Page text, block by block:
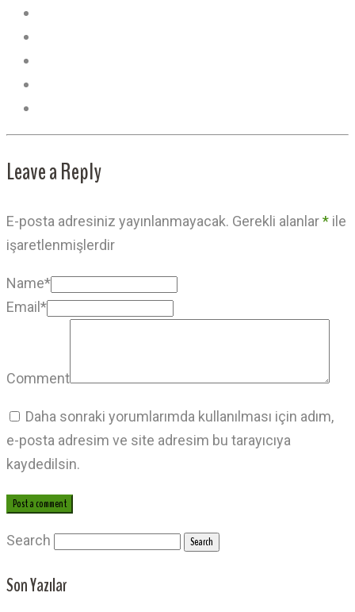
Leave a Reply
E-posta adresiniz yayınlanmayacak. Gerekli alanlar* ile
işaretlenmişlerdir
Name*
Email*
Comment
Daha sonraki yorumlarımda kullanılması için adım,
e-posta adresim ve site adresim bu tarayıcıya
kaydedilsin.
Post a comment
Search
Son Yazılar